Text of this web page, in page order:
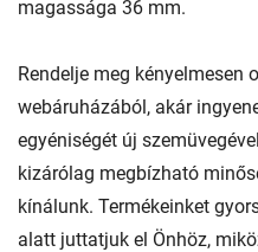
magassága 36 mm.
Rendelje meg kényelmesen
webáruházából, akár
egyéniségét új
kizárólag megbízható
kínálunk. Termékeinket
alatt juttatjuk el Önhöz,